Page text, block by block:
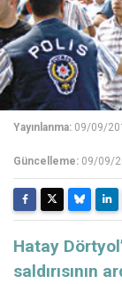
Yayınlanma: 09/09/
Güncelleme: 09/09/
Hatay
saldırısının